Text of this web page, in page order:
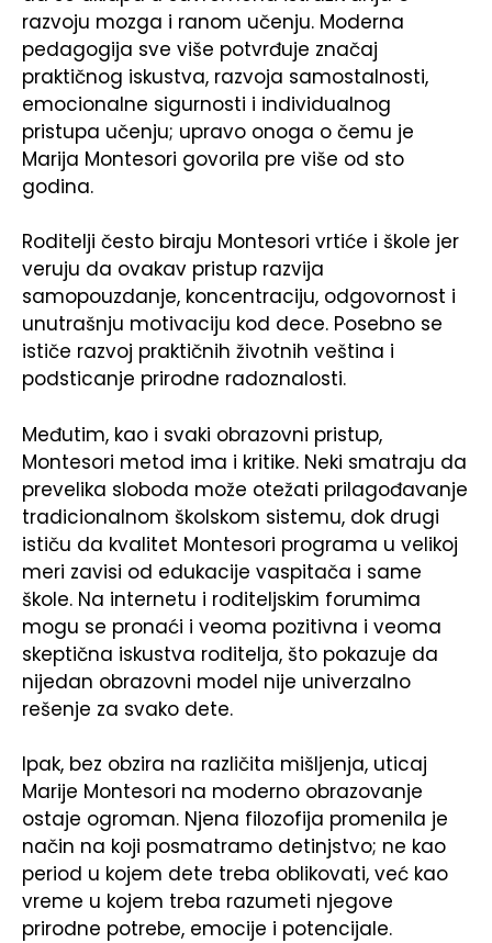
razvoju mozga i ranom učenju. Moderna
pedagogija sve više potvrđuje značaj
praktičnog iskustva, razvoja samostalnosti,
emocionalne sigurnosti i individualnog
pristupa učenju; upravo onoga o čemu je
Marija Montesori govorila pre više od sto
godina.
Roditelji često biraju Montesori vrtiće i škole jer
veruju da ovakav pristup razvija
samopouzdanje, koncentraciju, odgovornost i
unutrašnju motivaciju kod dece. Posebno se
ističe razvoj praktičnih životnih veština i
podsticanje prirodne radoznalosti.
Međutim, kao i svaki obrazovni pristup,
Montesori metod ima i kritike. Neki smatraju da
prevelika sloboda može otežati prilagođavanje
tradicionalnom školskom sistemu, dok drugi
ističu da kvalitet Montesori programa u velikoj
meri zavisi od edukacije vaspitača i same
škole. Na internetu i roditeljskim forumima
mogu se pronaći i veoma pozitivna i veoma
skeptična iskustva roditelja, što pokazuje da
nijedan obrazovni model nije univerzalno
rešenje za svako dete.
Ipak, bez obzira na različita mišljenja, uticaj
Marije Montesori na moderno obrazovanje
ostaje ogroman. Njena filozofija promenila je
način na koji posmatramo detinjstvo; ne kao
period u kojem dete treba oblikovati, već kao
vreme u kojem treba razumeti njegove
prirodne potrebe, emocije i potencijale.